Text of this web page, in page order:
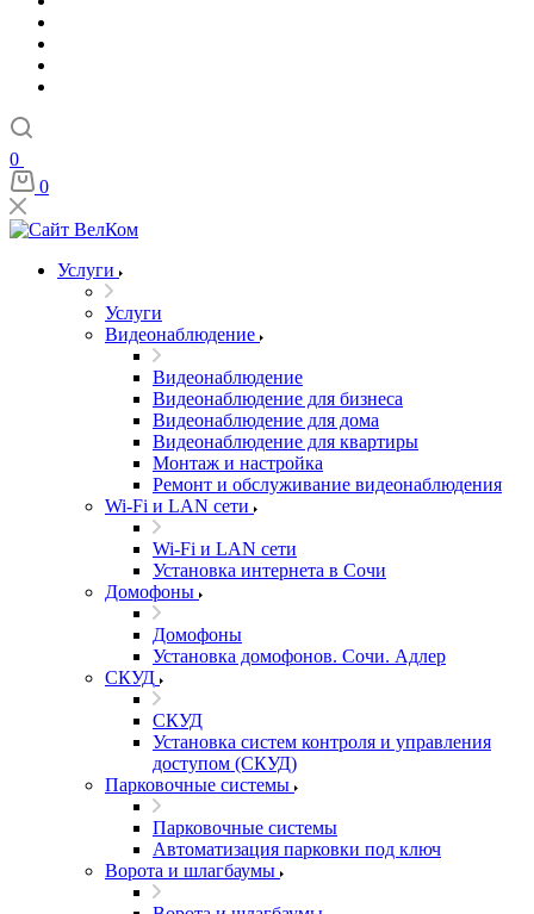
0
0
Услуги
Услуги
Видеонаблюдение
Видеонаблюдение
Видеонаблюдение для бизнеса
Видеонаблюдение для дома
Видеонаблюдение для квартиры
Монтаж и настройка
Ремонт и обслуживание видеонаблюдения
Wi-Fi и LAN сети
Wi-Fi и LAN сети
Установка интернета в Сочи
Домофоны
Домофоны
Установка домофонов. Сочи. Адлер
СКУД
СКУД
Установка систем контроля и управления
доступом (СКУД)
Парковочные системы
Парковочные системы
Автоматизация парковки под ключ
Ворота и шлагбаумы